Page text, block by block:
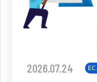
2026.07.24